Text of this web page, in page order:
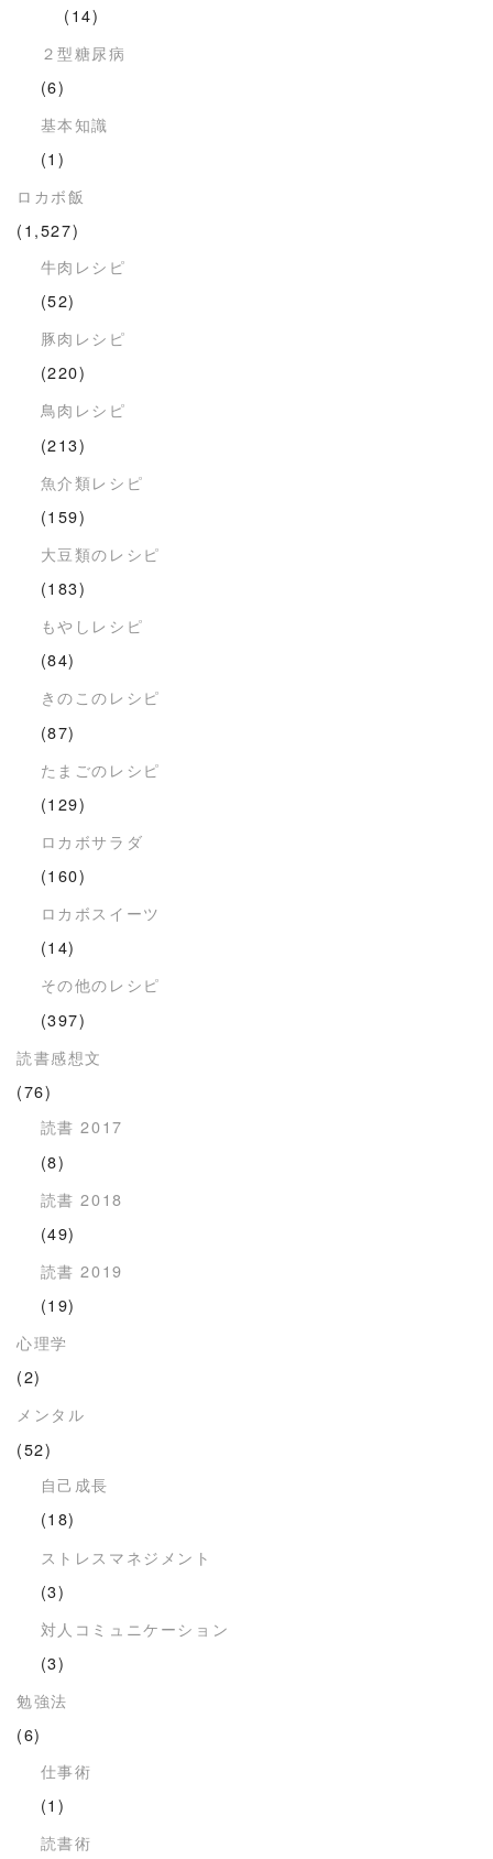
(14)
２型糖尿病
(6)
基本知識
(1)
ロカボ飯
(1,527)
牛肉レシピ
(52)
豚肉レシピ
(220)
鳥肉レシピ
(213)
魚介類レシピ
(159)
大豆類のレシピ
(183)
もやしレシピ
(84)
きのこのレシピ
(87)
たまごのレシピ
(129)
ロカボサラダ
(160)
ロカボスイーツ
(14)
その他のレシピ
(397)
読書感想文
(76)
読書 2017
(8)
読書 2018
(49)
読書 2019
(19)
心理学
(2)
メンタル
(52)
自己成長
(18)
ストレスマネジメント
(3)
対人コミュニケーション
(3)
勉強法
(6)
仕事術
(1)
読書術